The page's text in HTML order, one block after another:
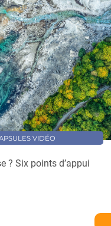
VIDÉO
? Six points d’appui